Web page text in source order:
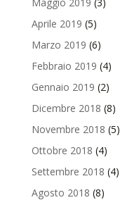
Aprile 2019 (5)
Marzo 2019 (6)
Febbraio 2019 (4)
Gennaio 2019 (2)
Dicembre 2018 (8)
Novembre 2018 (5)
Ottobre 2018 (4)
Settembre 2018 (4)
Agosto 2018 (8)